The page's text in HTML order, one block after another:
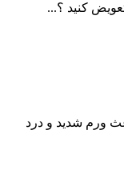
کنید ؟...
ورم شدید و درد